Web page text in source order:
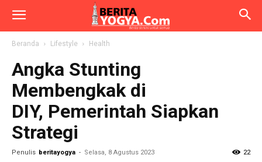
Beranda Lifestyle Health
Angka Stunting
Membengkak di
DIY, Pemerintah Siapkan
Strategi
Penulis beritayogya - Selasa, 8 Agustus 2023 22